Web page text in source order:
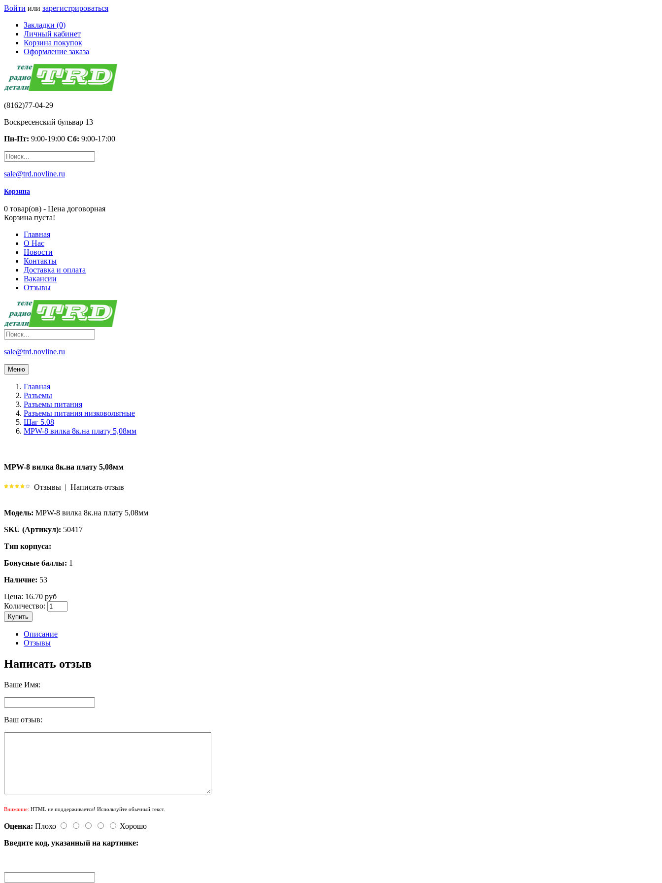
Войти или зарегистрироваться
Закладки (0)
Личный кабинет
Корзина покупок
Оформление заказа
(8162)77-04-29
Воскресенский бульвар 13
Пн-Пт: 9:00-19:00 Сб: 9:00-17:00
sale@trd.novline.ru
Корзина
0 товар(ов) - Цена договорная
Корзина пуста!
Главная
О Нас
Новости
Контакты
Доставка и оплата
Вакансии
Отзывы
sale@trd.novline.ru
Меню
Главная
Разъемы
Разъемы питания
Разъемы питания низковольтные
Шаг 5.08
MPW-8 вилка 8к.на плату 5,08мм
MPW-8 вилка 8к.на плату 5,08мм
Отзывы | Написать отзыв
Модель: MPW-8 вилка 8к.на плату 5,08мм
SKU (Артикул): 50417
Тип корпуса:
Бонусные баллы: 1
Наличие: 53
Цена: 16.70 руб
Количество:
Купить
Описание
Отзывы
Написать отзыв
Ваше Имя:
Ваш отзыв:
Внимание: HTML не поддерживается! Используйте обычный текст.
Оценка: Плохо
Хорошо
Введите код, указанный на картинке: